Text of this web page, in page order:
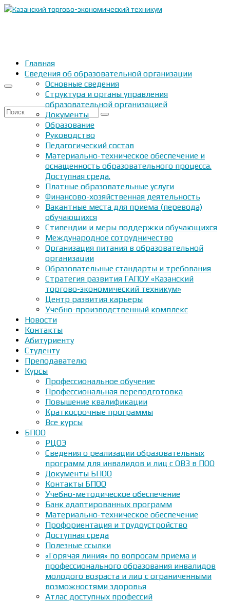
Искать:
Главная
Сведения об образовательной организации
Основные сведения
Структура и органы управления
образовательной организацией
Документы
Образование
Руководство
Педагогический состав
Материально-техническое обеспечение и
оснащенность образовательного процесса.
Доступная среда.
Платные образовательные услуги
Финансово-хозяйственная деятельность
Вакантные места для приема (перевода)
обучающихся
Стипендии и меры поддержки обучающихся
Международное сотрудничество
Организация питания в образовательной
организации
Образовательные стандарты и требования
Стратегия развития ГАПОУ «Казанский
торгово-экономический техникум»
Центр развития карьеры
Учебно-производственный комплекс
Новости
Контакты
Абитуриенту
Студенту
Преподавателю
Курсы
Профессиональное обучение
Профессиональная переподготовка
Повышение квалификации
Краткосрочные программы
Все курсы
БПОО
РЦОЭ
Сведения о реализации образовательных
программ для инвалидов и лиц с ОВЗ в ПОО
Документы БПОО
Контакты БПОО
Учебно-методическое обеспечение
Банк адаптированных программ
Материально-техническое обеспечение
Профориентация и трудоустройство
Доступная среда
Полезные ссылки
«Горячая линия» по вопросам приёма и
профессионального образования инвалидов
молодого возраста и лиц с ограниченными
возможностями здоровья
Атлас доступных профессий